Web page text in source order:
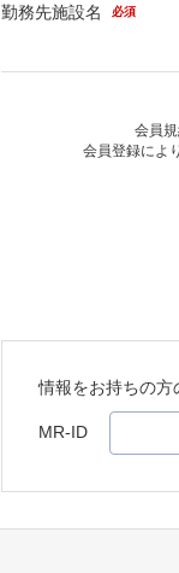
勤務先施設名 必須
会員
会員登録により
情報をお持ちの方
MR-ID